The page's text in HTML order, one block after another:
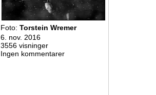
Foto: Torstein Wremer
6. nov. 2016
3556 visninger
Ingen kommentarer